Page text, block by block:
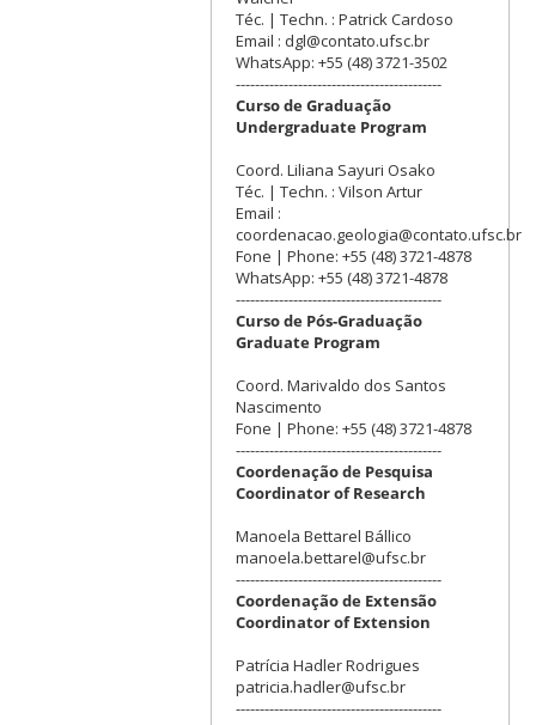
Téc. | Techn. : Patrick Cardoso
Email : dgl@contato.ufsc.br
WhatsApp: +55 (48) 3721-3502
-------------------------------------------
Curso de Graduação
Undergraduate Program
Coord. Liliana Sayuri Osako
Téc. | Techn. : Vilson Artur
Email :
coordenacao.geologia@contato.ufsc.br
Fone | Phone: +55 (48) 3721-4878
WhatsApp: +55 (48) 3721-4878
-------------------------------------------
Curso de Pós-Graduação
Graduate Program
Coord. Marivaldo dos Santos
Nascimento
Fone | Phone: +55 (48) 3721-4878
-------------------------------------------
Coordenação de Pesquisa
Coordinator of Research
Manoela Bettarel Bállico
manoela.bettarel@ufsc.br
-------------------------------------------
Coordenação de Extensão
Coordinator of Extension
Patrícia Hadler Rodrigues
patricia.hadler@ufsc.br
-------------------------------------------